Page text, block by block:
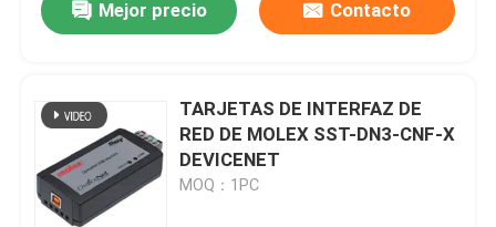
Mejor precio Contacto
TARJETAS DE INTERFAZ DE
RED DE MOLEX SST-DN3-CNF-X
DEVICENET
MOQ：1PC